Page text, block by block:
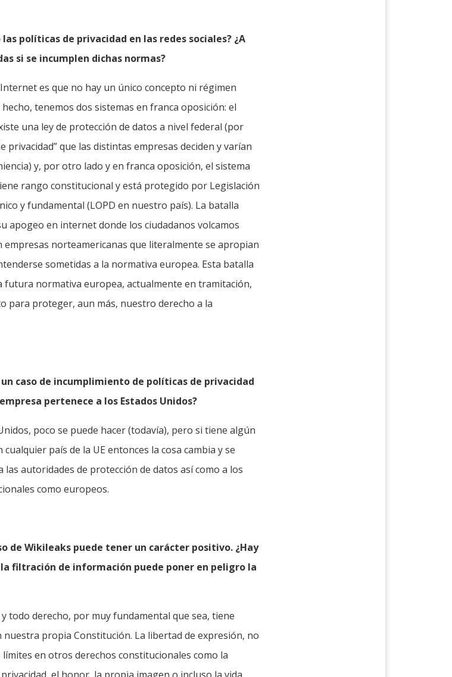
políticas de privacidad en las redes sociales? ¿A
si se incumplen dichas normas?
es que no hay un único concepto ni régimen
tenemos dos sistemas en franca oposición: el
una ley de protección de datos a nivel federal (por
privacidad” que las distintas empresas deciden y varían
y, por otro lado y en franca oposición, el sistema
rango constitucional y está protegido por Legislación
y fundamental (LOPD en nuestro país). La batalla
apogeo en internet donde los ciudadanos volcamos
norteamericanas que literalmente se apropian
sometidas a la normativa europea. Esta batalla
futura normativa europea, actualmente en tramitación,
para proteger, aun más, nuestro derecho a la
un caso de incumplimiento de políticas de privacidad
pertenece a los Estados Unidos?
poco se puede hacer (todavía), pero si tiene algún
país de la UE entonces la cosa cambia y se
autoridades de protección de datos así como a los
como europeos.
de Wikileaks puede tener un carácter positivo. ¿Hay
filtración de información puede poner en peligro la
todo derecho, por muy fundamental que sea, tiene
propia Constitución. La libertad de expresión, no
límites en otros derechos constitucionales como la